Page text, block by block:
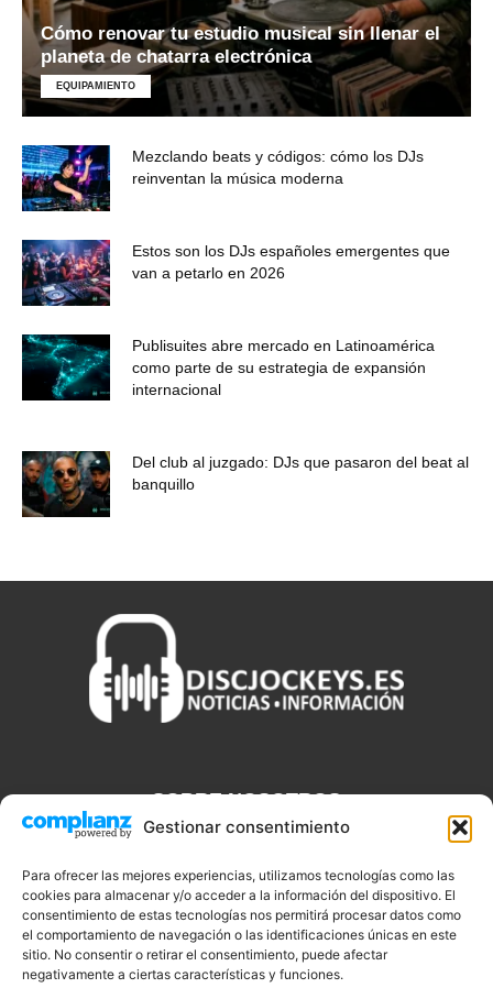
Gestionar consentimiento
Para ofrecer las mejores experiencias, utilizamos tecnologías como las
cookies para almacenar y/o acceder a la información del dispositivo. El
consentimiento de estas tecnologías nos permitirá procesar datos como
el comportamiento de navegación o las identificaciones únicas en este
sitio. No consentir o retirar el consentimiento, puede afectar
negativamente a ciertas características y funciones.
Cómo renovar tu estudio musical sin llenar el
planeta de chatarra electrónica
EQUIPAMIENTO
Mezclando beats y códigos: cómo los DJs
reinventan la música moderna
Estos son los DJs españoles emergentes que
van a petarlo en 2026
Publisuites abre mercado en Latinoamérica
como parte de su estrategia de expansión
internacional
Del club al juzgado: DJs que pasaron del beat al
banquillo
SOBRE NOSOTROS
que necesitas saber sobre noticias, novedades, tecnologías y
aplicaciones que te ayudaran a ser un mejor Djs.
SÍGUENOS